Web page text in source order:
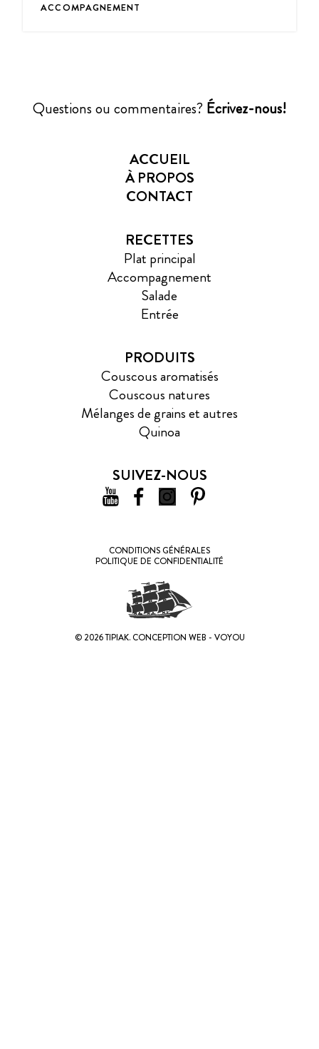
ACCOMPAGNEMENT
Questions ou commentaires? Écrivez-nous!
ACCUEIL
À PROPOS
CONTACT
RECETTES
Plat principal
Accompagnement
Salade
Entrée
PRODUITS
Couscous aromatisés
Couscous natures
Mélanges de grains et autres
Quinoa
SUIVEZ-NOUS
CONDITIONS GÉNÉRALES
POLITIQUE DE CONFIDENTIALITÉ
© 2026 TIPIAK.CONCEPTION WEB - VOYOU